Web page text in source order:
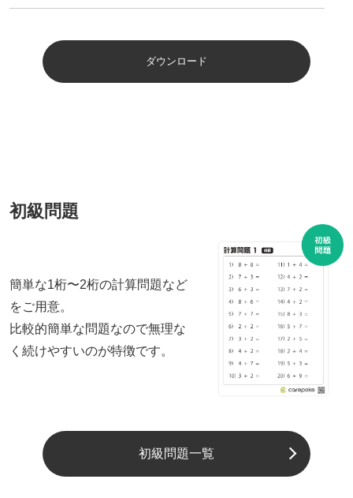
ダウンロード
初級問題
簡単な1桁〜2桁の計算問題など
をご用意。
比較的簡単な問題なので無理な
く続けやすいのが特徴です。
初級問題一覧